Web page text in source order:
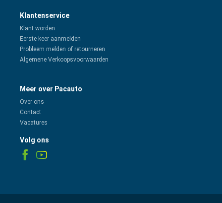
Klantenservice
Klant worden
Eerste keer aanmelden
Probleem melden of retourneren
Algemene Verkoopsvoorwaarden
Meer over Pacauto
Over ons
Contact
Vacatures
Volg ons